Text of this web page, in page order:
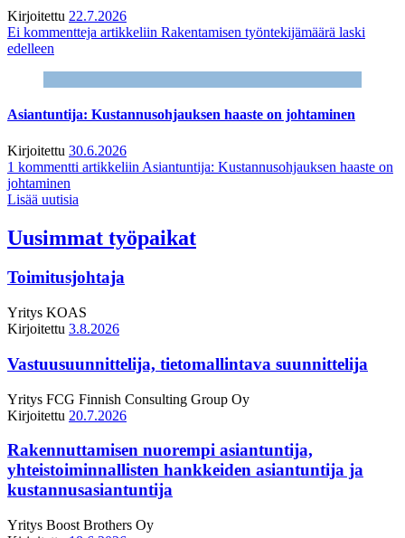
Kirjoitettu 22.7.2026
Ei kommentteja artikkeliin Rakentamisen työntekijämäärä laski
edelleen
Asiantuntija: Kustannusohjauksen haaste on johtaminen
Kirjoitettu 30.6.2026
1 kommentti artikkeliin Asiantuntija: Kustannusohjauksen haaste on
johtaminen
Lisää uutisia
Uusimmat työpaikat
Toimitusjohtaja
Yritys KOAS
Kirjoitettu 3.8.2026
Vastuusuunnittelija, tietomallintava suunnittelija
Yritys FCG Finnish Consulting Group Oy
Kirjoitettu 20.7.2026
Rakennuttamisen nuorempi asiantuntija,
yhteistoiminnallisten hankkeiden asiantuntija ja
kustannusasiantuntija
Yritys Boost Brothers Oy